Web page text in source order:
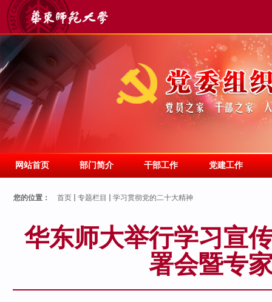
网站首页 部门简介 干部工作 党建工作
您的位置： 首页 专题栏目 学习贯彻党的二十大精神
华东师大举行学习宣
署会暨专